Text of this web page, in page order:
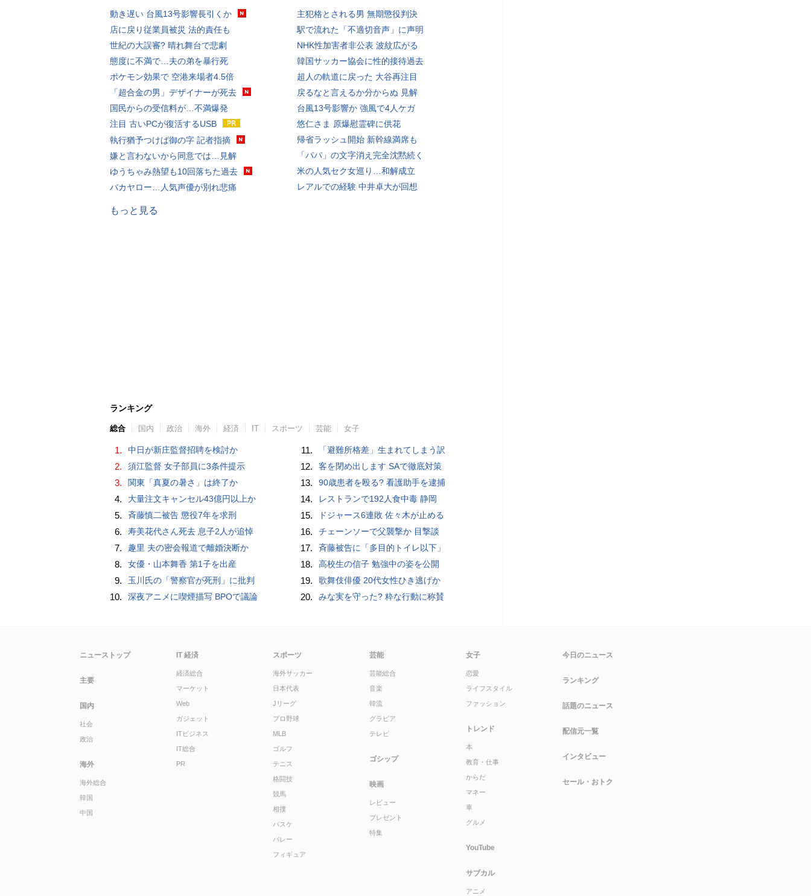
動き遅い 台風13号影響長引くか
店に戻り従業員被災 法的責任も
世紀の大誤審? 晴れ舞台で悲劇
態度に不満で…夫の弟を暴行死
ポケモン効果で 空港来場者4.5倍
「超合金の男」デザイナーが死去
国民からの受信料が…不満爆発
注目 古いPCが復活するUSB
執行猶予つけば御の字 記者指摘
嫌と言わないから同意では…見解
ゆうちゃみ熱望も10回落ちた過去
バカヤロー…人気声優が別れ悲痛
主犯格とされる男 無期懲役判決
駅で流れた「不適切音声」に声明
NHK性加害者非公表 波紋広がる
韓国サッカー協会に性的接待過去
超人の軌道に戻った 大谷再注目
戻るなと言えるか分からぬ 見解
台風13号影響か 強風で4人ケガ
悠仁さま 原爆慰霊碑に供花
帰省ラッシュ開始 新幹線満席も
「パパ」の文字消え完全沈黙続く
米の人気セク女巡り…和解成立
レアルでの経験 中井卓大が回想
もっと見る
ランキング
総合 国内 政治 海外 経済 IT スポーツ 芸能 女子
1. 中日が新庄監督招聘を検討か
2. 須江監督 女子部員に3条件提示
3. 関東「真夏の暑さ」は終了か
4. 大量注文キャンセル43億円以上か
5. 斉藤慎二被告 懲役7年を求刑
6. 寿美花代さん死去 息子2人が追悼
7. 趣里 夫の密会報道で離婚決断か
8. 女優・山本舞香 第1子を出産
9. 玉川氏の「警察官が死刑」に批判
10. 深夜アニメに喫煙描写 BPOで議論
11. 「避難所格差」生まれてしまう訳
12. 客を閉め出します SAで徹底対策
13. 90歳患者を殴る? 看護助手を逮捕
14. レストランで192人食中毒 静岡
15. ドジャース6連敗 佐々木が止める
16. チェーンソーで父襲撃か 目撃談
17. 斉藤被告に「多目的トイレ以下」
18. 高校生の信子 勉強中の姿を公開
19. 歌舞伎俳優 20代女性ひき逃げか
20. みな実を守った? 粋な行動に称賛
ニューストップ
主要
国内
社会
政治
海外
海外総合
韓国
中国
IT 経済
経済総合
マーケット
Web
ガジェット
ITビジネス
IT総合
PR
スポーツ
海外サッカー
日本代表
Jリーグ
プロ野球
MLB
ゴルフ
テニス
格闘技
競馬
相撲
バスケ
バレー
フィギュア
芸能
芸能総合
音楽
韓流
グラビア
テレビ
ゴシップ
映画
レビュー
プレゼント
特集
女子
恋愛
ライフスタイル
ファッション
トレンド
本
教育・仕事
からだ
マネー
車
グルメ
YouTube
サブカル
アニメ
今日のニュース
ランキング
話題のニュース
配信元一覧
インタビュー
セール・おトク